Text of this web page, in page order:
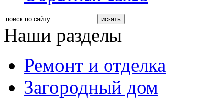
Наши разделы
Ремонт и отделка
Загородный дом